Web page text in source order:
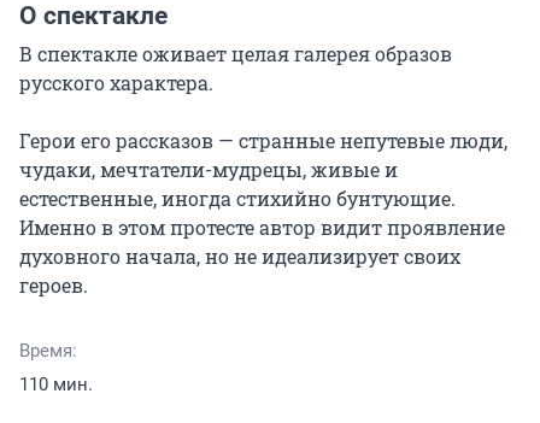
О спектакле
В спектакле оживает целая галерея образов
русского характера.
Герои его рассказов — странные непутевые люди,
чудаки, мечтатели-мудрецы, живые и
естественные, иногда стихийно бунтующие.
Именно в этом протесте автор видит проявление
духовного начала, но не идеализирует своих
героев.
Время:
110 мин.